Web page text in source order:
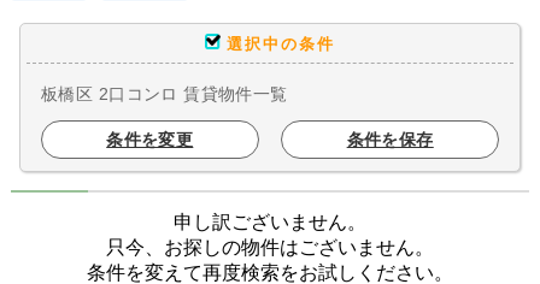
選択中の条件
板橋区 2口コンロ 賃貸物件一覧
条件を変更 条件を保存
申し訳ございません。
只今、お探しの物件はございません。
条件を変えて再度検索をお試しください。